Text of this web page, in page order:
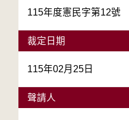
115年度憲民字第12號
裁定日期
115年02月25日
聲請人